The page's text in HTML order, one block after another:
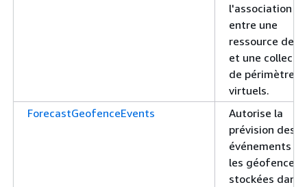
l'association
entre une
ressource de
et une
de périmètres
virtuels.
ForecastGeofenceEvents
Autorise la
prévision des
événements
les géofences
stockées dans